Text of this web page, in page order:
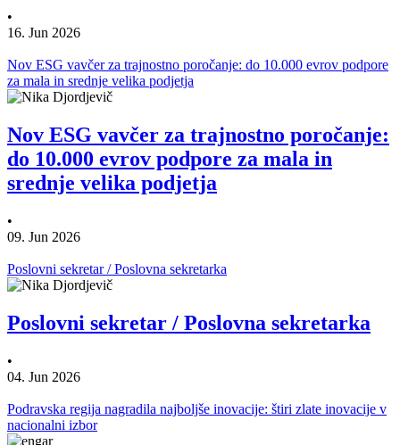
•
16. Jun 2026
Nov ESG vavčer za trajnostno poročanje: do 10.000 evrov podpore
za mala in srednje velika podjetja
Nov ESG vavčer za trajnostno poročanje:
do 10.000 evrov podpore za mala in
srednje velika podjetja
•
09. Jun 2026
Poslovni sekretar / Poslovna sekretarka
Poslovni sekretar / Poslovna sekretarka
•
04. Jun 2026
Podravska regija nagradila najboljše inovacije: štiri zlate inovacije v
nacionalni izbor